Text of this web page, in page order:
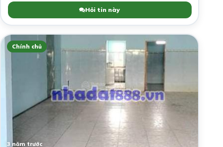
Hỏi tin này
Chính chủ
3 năm trước